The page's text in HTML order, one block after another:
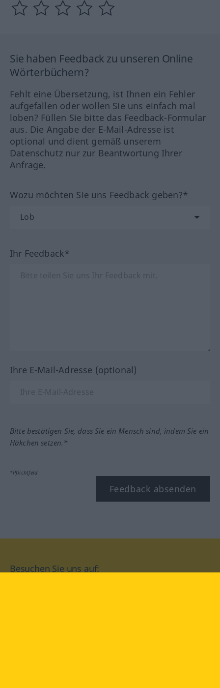
Sie haben Feedback zu unseren Online
Wörterbüchern?
Fehlt eine Übersetzung, ist Ihnen ein Fehler
aufgefallen oder wollen Sie uns einfach mal
loben? Füllen Sie bitte das Feedback-Formular
aus. Die Angabe der E-Mail-Adresse ist
optional und dient gemäß unserem
Datenschutz nur zur Beantwortung Ihrer
Anfrage.
Wozu möchten Sie uns Feedback geben?*
Ihr Feedback*
Ihre E-Mail-Adresse (optional)
Bitte bestätigen Sie, dass Sie ein Mensch sind, indem Sie ein
Häkchen setzen.*
*Pflichtfeld
Feedback absenden
Besuchen Sie uns auf: